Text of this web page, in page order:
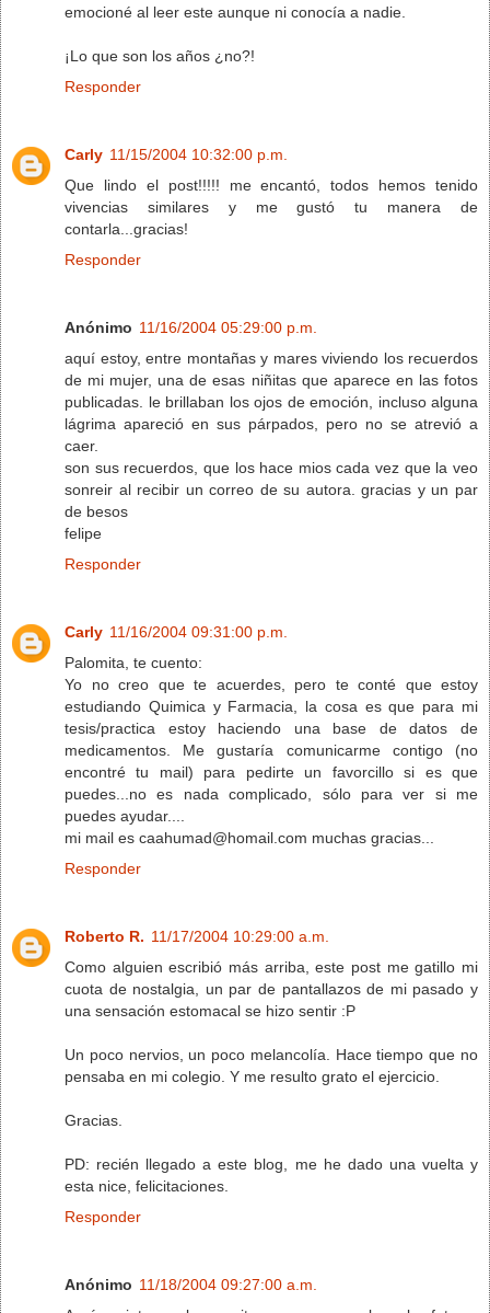
emocioné al leer este aunque ni conocía a nadie.
¡Lo que son los años ¿no?!
Responder
Carly 11/15/2004 10:32:00 p.m.
Que lindo el post!!!!! me encantó, todos hemos tenido
vivencias similares y me gustó tu manera de
contarla...gracias!
Responder
Anónimo 11/16/2004 05:29:00 p.m.
aquí estoy, entre montañas y mares viviendo los recuerdos
de mi mujer, una de esas niñitas que aparece en las fotos
publicadas. le brillaban los ojos de emoción, incluso alguna
lágrima apareció en sus párpados, pero no se atrevió a
caer.
son sus recuerdos, que los hace mios cada vez que la veo
sonreir al recibir un correo de su autora. gracias y un par
de besos
felipe
Responder
Carly 11/16/2004 09:31:00 p.m.
Palomita, te cuento:
Yo no creo que te acuerdes, pero te conté que estoy
estudiando Quimica y Farmacia, la cosa es que para mi
tesis/practica estoy haciendo una base de datos de
medicamentos. Me gustaría comunicarme contigo (no
encontré tu mail) para pedirte un favorcillo si es que
puedes...no es nada complicado, sólo para ver si me
puedes ayudar....
mi mail es caahumad@homail.com muchas gracias...
Responder
Roberto R. 11/17/2004 10:29:00 a.m.
Como alguien escribió más arriba, este post me gatillo mi
cuota de nostalgia, un par de pantallazos de mi pasado y
una sensación estomacal se hizo sentir :P
Un poco nervios, un poco melancolía. Hace tiempo que no
pensaba en mi colegio. Y me resulto grato el ejercicio.
Gracias.
PD: recién llegado a este blog, me he dado una vuelta y
esta nice, felicitaciones.
Responder
Anónimo 11/18/2004 09:27:00 a.m.